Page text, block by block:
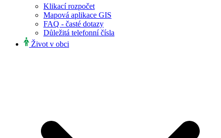
Klikací rozpočet
Mapová aplikace GIS
FAQ - časté dotazy
Důležitá telefonní čísla
Život v obci